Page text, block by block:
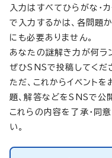
入力はすべてひらがな・
で入力するかは、各問題
にも必要ありません。
あなたの謎解き力が何ラ
ぜひSNSで投稿してくだ
ただ、これからイベント
題、解答などをSNSで公
これらの内容を了承・同
い。